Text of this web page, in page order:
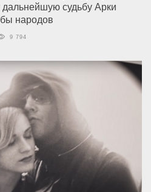
дальнейшую судьбу Арки
народов
9 794